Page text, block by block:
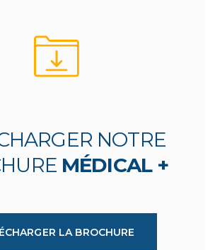
NOTRE
MÉDICAL +
LA BROCHURE